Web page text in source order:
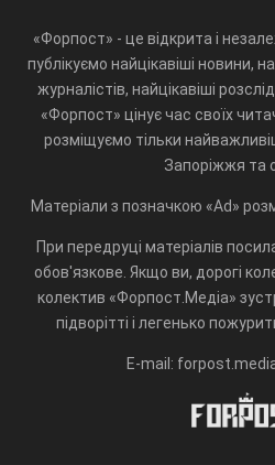
«Форпост» - це відкрита і
публікуємо найцікавіші новини,
журналістів, найцікавіші
«Форпост» цінує час своїх
розміщуємо тільки
Запоріжжя та
Матеріали з позначкою «Ad»
При передруці матеріалів
обов'язкове. Якщо ви, дорогі
колектив «Форпост.Медіа»
підворітті і легенько
E-mail: